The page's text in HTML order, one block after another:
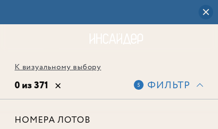
К визуальному выбору
0 из 371 5 ФИЛЬТР
НОМЕРА ЛОТОВ